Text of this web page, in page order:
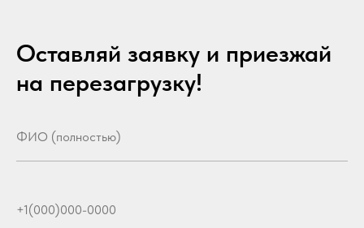
Оставляй заявку и приезжай
на перезагрузку!